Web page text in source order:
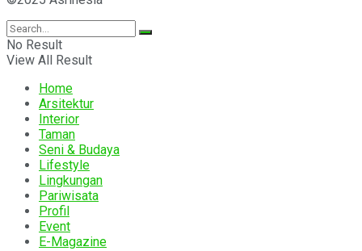
No Result
View All Result
Home
Arsitektur
Interior
Taman
Seni & Budaya
Lifestyle
Lingkungan
Pariwisata
Profil
Event
E-Magazine